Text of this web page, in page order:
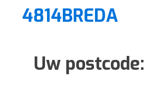
4814BREDA
Uw postcode: